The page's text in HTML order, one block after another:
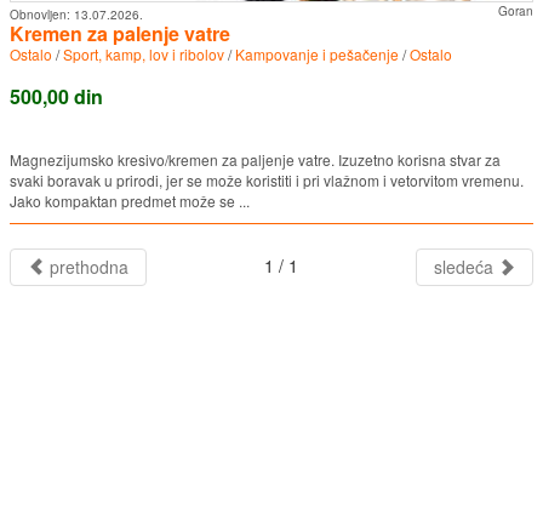
Goran
Obnovljen: 13.07.2026.
Kremen za palenje vatre
Ostalo /Sport, kamp, lov i ribolov/Kampovanje i pešačenje/Ostalo
500,00 din
Magnezijumsko kresivo/kremen za paljenje vatre. Izuzetno korisna stvar za
svaki boravak u prirodi, jer se može koristiti i pri vlažnom i vetorvitom vremenu.
Jako kompaktan predmet može se ...
prethodna 1 / 1 sledeća